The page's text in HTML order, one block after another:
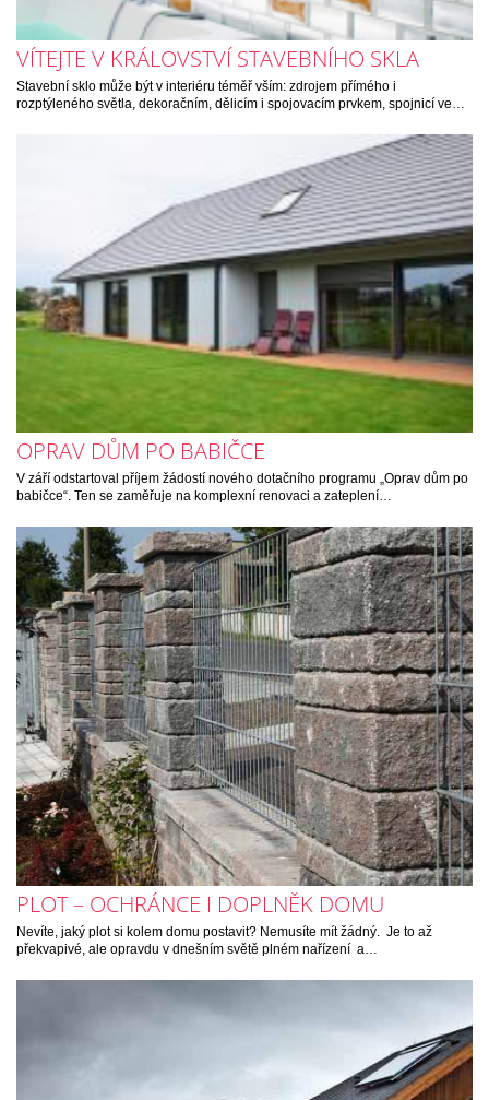
VÍTEJTE V KRÁLOVSTVÍ STAVEBNÍHO SKLA
Stavební sklo může být v interiéru téměř vším: zdrojem přímého i
rozptýleného světla, dekoračním, dělicím i spojovacím prvkem, spojnicí ve…
OPRAV DŮM PO BABIČCE
V září odstartoval příjem žádostí nového dotačního programu „Oprav dům po
babičce“. Ten se zaměřuje na komplexní renovaci a zateplení…
PLOT – OCHRÁNCE I DOPLNĚK DOMU
Nevíte, jaký plot si kolem domu postavit? Nemusíte mít žádný. Je to až
překvapivé, ale opravdu v dnešním světě plném nařízení a…